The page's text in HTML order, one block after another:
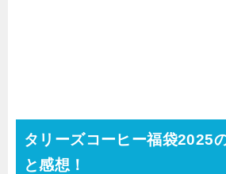
タリーズコーヒー福袋2025
と感想！